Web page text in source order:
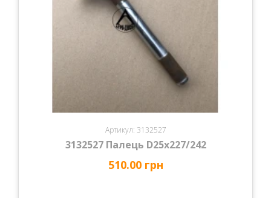
Артикул: 3132527
3132527 Палець D25х227/242
510.00 грн